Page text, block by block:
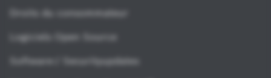
Droits du consommateur
Logiciels Open Source
Software-/ Securityupdates